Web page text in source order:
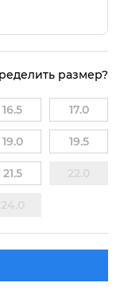
размер?
16.5 17.0
19.0 19.5
21.5